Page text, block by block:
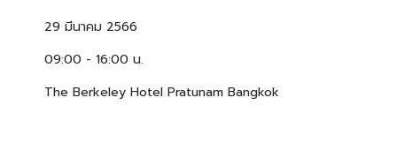
29 มีนาคม 2566
09:00 - 16:00 น.
The Berkeley Hotel Pratunam Bangkok